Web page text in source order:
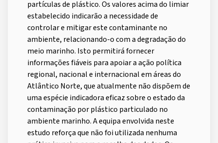
partículas de plástico. Os valores acima do limiar
estabelecido indicarão a necessidade de
controlar e mitigar este contaminante no
ambiente, relacionando-o com a degradação do
meio marinho. Isto permitirá fornecer
informações fiáveis para apoiar a ação política
regional, nacional e internacional em áreas do
Atlântico Norte, que atualmente não dispõem de
uma espécie indicadora eficaz sobre o estado da
contaminação por plástico particulado no
ambiente marinho. A equipa envolvida neste
estudo reforça que não foi utilizada nenhuma